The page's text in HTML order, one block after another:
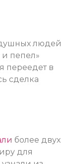
людей
и пепел»
переедет в
сделка
более двух
для